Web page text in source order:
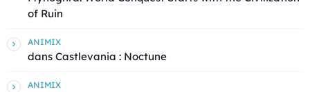
of Ruin
ANIMIX
dans Castlevania : Noctune
ANIMIX